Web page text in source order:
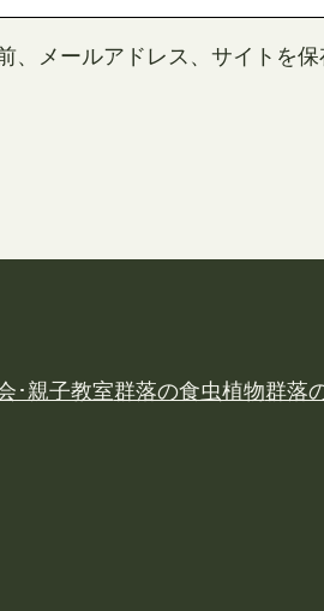
メールアドレス、サイトを保
･親子教室群落の食虫植物群落